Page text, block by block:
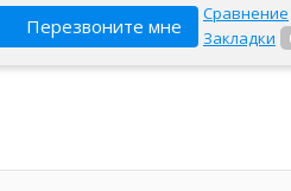
Перезвоните мне
Сравнение
Закладки